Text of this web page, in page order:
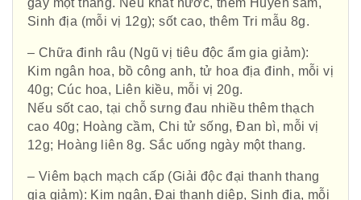
Sinh địa (mỗi vị 12g); sốt cao, thêm Tri mẫu 8g.
– Chữa đinh râu (Ngũ vị tiêu độc ẩm gia giảm):
Kim ngân hoa, bồ công anh, tử hoa địa đinh, mỗi vị
40g; Cúc hoa, Liên kiều, mỗi vị 20g.
Nếu sốt cao, tại chỗ sưng đau nhiều thêm thạch
cao 40g; Hoàng cầm, Chi tử sống, Đan bì, mỗi vị
12g; Hoàng liên 8g. Sắc uống ngày một thang.
– Viêm bạch mạch cấp (Giải độc đại thanh thang
gia giảm): Kim ngân, Đại thanh diệp, Sinh địa, mỗi